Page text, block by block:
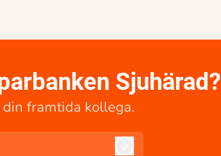
Sjuhärad?
framtida kollega.